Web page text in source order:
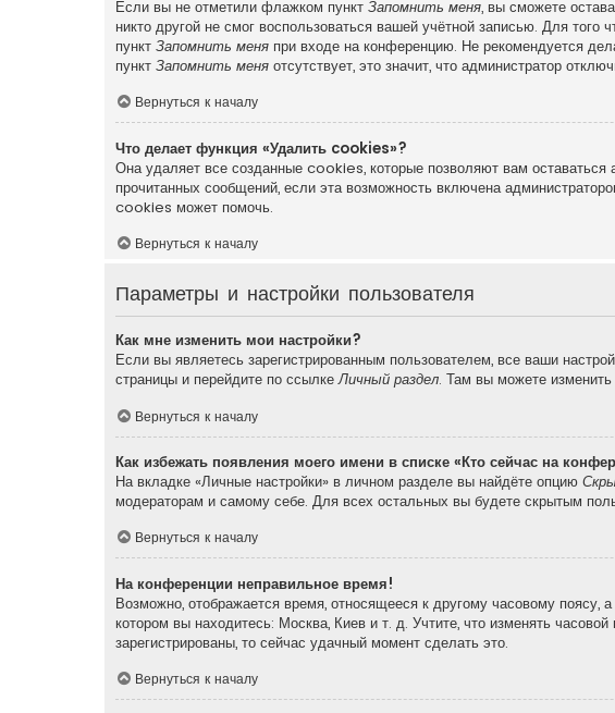
Если вы не отметили флажком пункт Запомнить меня, вы сможете
никто другой не смог воспользоваться вашей учётной записью. Для
пункт Запомнить меня при входе на конференцию. Не рекомендуется
пункт Запомнить меня отсутствует, это значит, что администратор
Вернуться к началу
Что делает функция «Удалить cookies»?
Она удаляет все созданные cookies, которые позволяют вам оставаться
прочитанных сообщений, если эта возможность включена
cookies может помочь.
Вернуться к началу
Параметры и настройки пользователя
Как мне изменить мои настройки?
Если вы являетесь зарегистрированным пользователем, все ваши
страницы и перейдите по ссылкеЛичный раздел. Там вы можете изменить
Вернуться к началу
Как избежать появления моего имени в списке «Кто сейчас на
На вкладке «Личные настройки» в личном разделе вы найдёте опцию
модераторам и самому себе. Для всех остальных вы будете скрытым
Вернуться к началу
На конференции неправильное время!
Возможно, отображается время, относящееся к другому часовому поясу,
котором вы находитесь: Москва, Киев и т. д. Учтите, что изменять
зарегистрированы, то сейчас удачный момент сделать это.
Вернуться к началу